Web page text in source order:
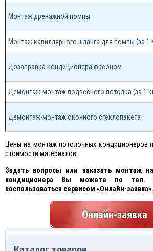
Монтаж дренажной помпы
Монтаж капиллярного шланга для помпы (за 1
Дозаправка кондиционера фреоном
Демонтаж-монтаж подвесного потолка (за 1
Демонтаж-монтаж оконного стеклопакета
Цены на монтаж потолочных кондиционеров
стоимости материалов.
Задать вопросы или заказать монтаж
кондиционера Вы можете по тел.
воспользоваться сервисом «Онлайн-заявка».
Онлайн-заявка